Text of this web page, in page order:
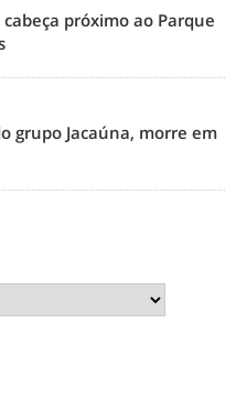
próximo ao Parque
grupo Jacaúna, morre em